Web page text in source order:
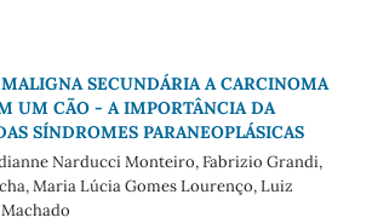
SECUNDÁRIA A CARCINOMA
UM CÃO - A IMPORTÂNCIA DA
SÍNDROMES PARANEOPLÁSICAS
Narducci Monteiro, Fabrizio Grandi,
Maria Lúcia Gomes Lourenço, Luiz